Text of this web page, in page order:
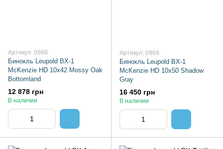
Артикул: 0968
Бинокль Leupold BX-1
McKenzie HD 10x42 Mossy Oak
Bottomland
12 878 грн
В наличии
Артикул: 0969
Бинокль Leupold BX-1
McKenzie HD 10x50 Shadow
Gray
16 450 грн
В наличии